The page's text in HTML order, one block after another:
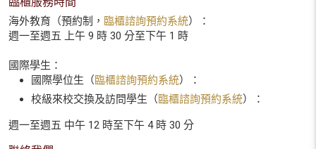
海外教育（預約制， 臨櫃諮詢預約系統）：
週一至週五 上午 9 時 30 分至下午 1 時
國際學生：
國際學位生（臨櫃諮詢預約系統）：
校級來校交換及訪問學生（臨櫃諮詢預約系統）：
週一至週五 中午 12 時至下午 4 時 30 分